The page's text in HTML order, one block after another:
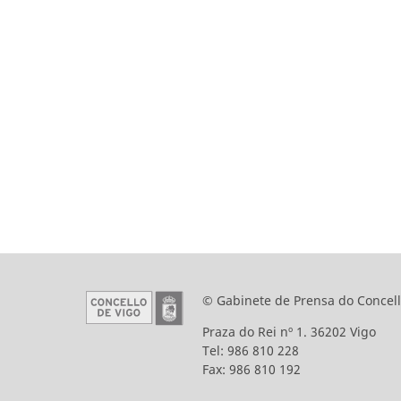
© Gabinete de Prensa do
Praza do Rei nº 1. 36202 Vigo
Tel: 986 810 228
Fax: 986 810 192